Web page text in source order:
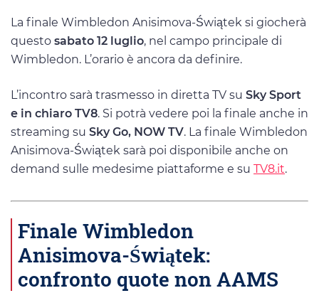
La finale Wimbledon Anisimova-Świątek si giocherà
questo sabato 12 luglio, nel campo principale di
Wimbledon. L’orario è ancora da definire.
L’incontro sarà trasmesso in diretta TV su Sky Sport
e in chiaro TV8. Si potrà vedere poi la finale anche in
streaming su Sky Go, NOW TV. La finale Wimbledon
Anisimova-Świątek sarà poi disponibile anche on
demand sulle medesime piattaforme e su TV8.it.
Finale Wimbledon
Anisimova-Świątek:
confronto quote non AAMS